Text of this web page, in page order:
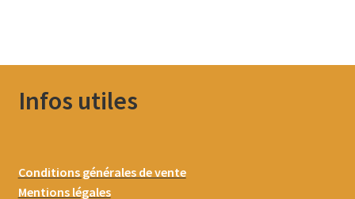
Infos utiles
Conditions générales de vente
Mentions légales